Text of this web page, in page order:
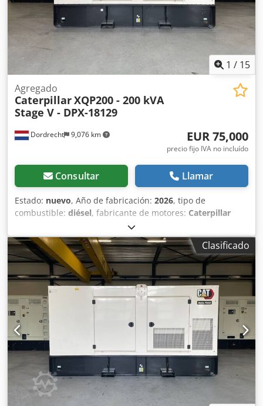
1 / 15
Dordrecht 9,076 km
Agregado
CaterpillarXQP200 - 200 kVA
Stage V - DPX-18129
EUR 75,000
precio fijo IVA no incluído
Consultar Llamar
Estado: nuevo, Año de fabricación: 2026, tipo de
combustible: diésel, fabricante de motores: Caterpillar
, Uso previsto: construcción Peso en vacío: 4487 kg
Potencia del generador: 200 kVA Dimensiones del
compartimento de carga: 409 x 142 x 235 cm Certificación
CE: sí Nivel de emisiones: Fase V / Nivel IV final Capacidad
del depósito de agua: 822 l País de fabricación: CN Para
obtener más información, póngase en contacto con el
equipo de DPX. = Opciones y accesorios adicionales =
Djdpfxjzc Dwdj Ag Rekr - Batería - Panel de control -
Cisterna
Clasificado